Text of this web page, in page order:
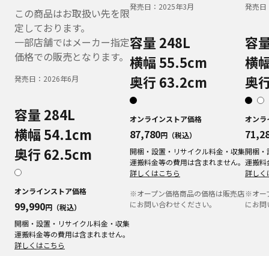
この商品はお取扱い先を限
定しております。
一部店舗ではメーカー指定
価格での販売となります。
発売日： 2026年6月
容量 284L
横幅 54.1cm
奥行 62.5cm
オンラインストア価格
99,990円（税込）
開梱・設置・リサイクル料金・収集
運搬料金等の費用は含まれません。
詳しくはこちら
発売日： 2025年3月
容量 248L
横幅 55.5cm
奥行 63.2cm
オンラインストア価格
87,780円（税込）
開梱・設置・リサイクル料金・収集
運搬料金等の費用は含まれません。
詳しくはこちら
※オープン価格商品の価格は販売店
にお問い合わせください。
発売日
容
横
奥
オンラ
開梱・
運搬料
詳しく
※オー
にお